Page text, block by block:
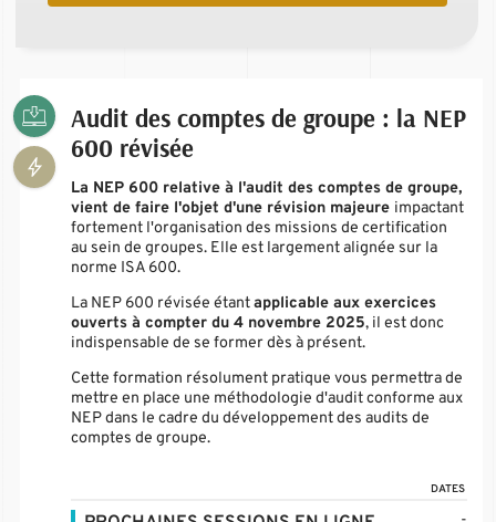
Audit des comptes de groupe : la NEP
600 révisée
La NEP 600 relative à l'audit des comptes de groupe,
vient de faire l'objet d'une révision majeure impactant
fortement l'organisation des missions de certification
au sein de groupes. Elle est largement alignée sur la
norme ISA 600.
La NEP 600 révisée étantapplicable aux exercices
ouverts à compter du 4 novembre 2025, il est donc
indispensable de se former dès à présent.
Cette formation résolument pratique vous permettra de
mettre en place une méthodologie d'audit conforme aux
NEP dans le cadre du développement des audits de
comptes de groupe.
DATES